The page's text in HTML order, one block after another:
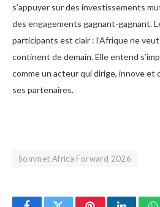
s’appuyer sur des investissements
des engagements gagnant-gagnant.
participants est clair : l’Afrique ne
continent de demain. Elle entend
comme un acteur qui dirige, innove et
ses partenaires.
Sommet Africa Forward 2026